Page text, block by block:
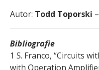
Autor: Todd Toporski
Bibliografie
1 S. Franco, “Circuits
with Operation